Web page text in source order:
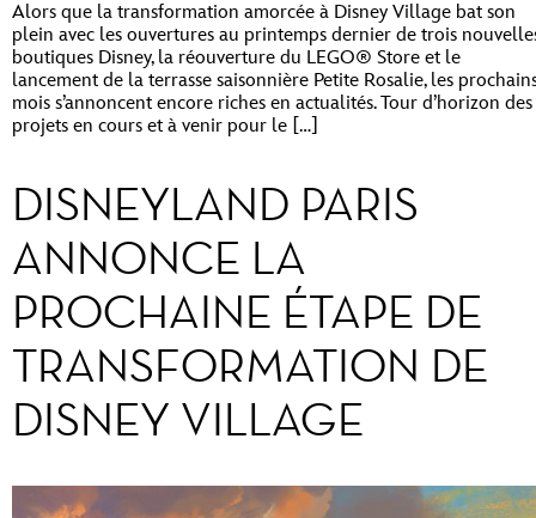
Alors que la transformation amorcée à Disney Village bat son
plein avec les ouvertures au printemps dernier de trois
boutiques Disney, la réouverture du LEGO® Store et le
lancement de la terrasse saisonnière Petite Rosalie, les
mois s’annoncent encore riches en actualités. Tour d’horizon des
projets en cours et à venir pour le […]
DISNEYLAND PARIS
ANNONCE LA
PROCHAINE ÉTAPE DE
TRANSFORMATION DE
DISNEY VILLAGE